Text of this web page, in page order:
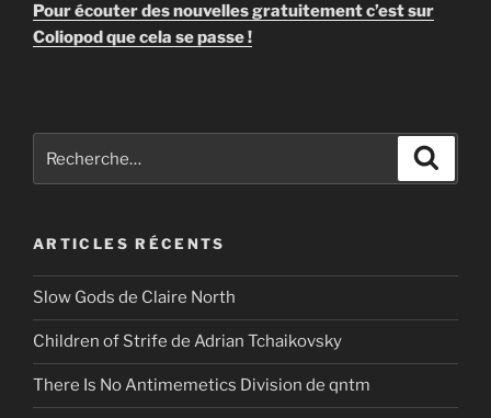
Pour écouter des nouvelles gratuitement c’est sur
Coliopod que cela se passe !
pour
ARTICLES RÉCENTS
Slow Gods de Claire North
Children of Strife de Adrian Tchaikovsky
There Is No Antimemetics Division de qntm